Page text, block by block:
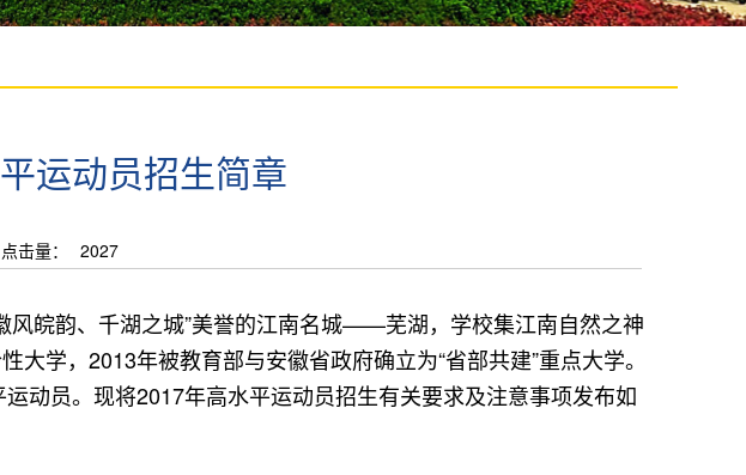
运动员招生简章
击量： 2027
风皖韵、千湖之城”美誉的江南名城——芜湖，学校集江南自然之神
学，2013年被教育部与安徽省政府确立为“省部共建”重点大学。
动员。现将2017年高水平运动员招生有关要求及注意事项发布如